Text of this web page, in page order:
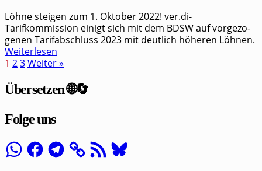
Löhne steigen zum 1. Oktober 2022! ver.di-
Tarifkommission einigt sich mit dem BDSW auf vor­ge­zo­
ge­nen Tarif­ab­schluss 2023 mit deut­lich höhe­ren Löhnen.
Weiterlesen
1 23Weiter »
Übersetzen 🌐🔄
Folge uns
WhatsApp
FacebookTelegram RSS-
Feed
Bluesky